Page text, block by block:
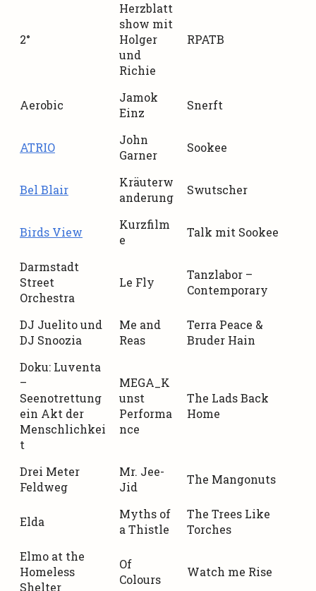
2°
Herzblatt
show mit
Holger
und
Richie
RPATB
Aerobic
Jamok
Einz
Snerft
ATRIO
John
Garner
Sookee
Bel Blair
Kräuterw
anderung
Swutscher
Birds View
Kurzfilm
e
Talk mit Sookee
Darmstadt
Street
Orchestra
Le Fly
Tanzlabor –
Contemporary
DJ Juelito und
DJ Snoozia
Me and
Reas
Terra Peace &
Bruder Hain
Doku: Luventa
–
Seenotrettung
ein Akt der
Menschlichkei
t
MEGA_K
unst
Performa
nce
The Lads Back
Home
Drei Meter
Feldweg
Mr. Jee-
Jid
The Mangonuts
Elda
Myths of
a Thistle
The Trees Like
Torches
Elmo at the
Homeless
Shelter
Of
Colours
Watch me Rise